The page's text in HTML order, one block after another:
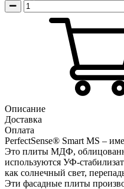
Описание
Доставка
Оплата
PerfectSense® Smart MS –
Это плиты МДФ,
используются УФ-
как солнечный свет,
Эти фасадные плиты